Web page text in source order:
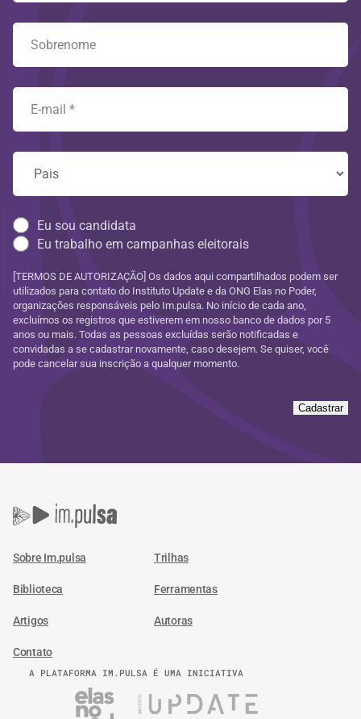
Eu sou candidata
Eu trabalho em campanhas eleitorais
[TERMOS DE AUTORIZAÇÃO] Os dados aqui compartilhados podem ser
utilizados para contato do Instituto Update e da ONG Elas no Poder,
organizações responsáveis pelo Im.pulsa. No início de cada ano,
excluímos os registros que estiverem em nosso banco de dados por 5
anos ou mais. Todas as pessoas excluídas serão notificadas e
convidadas a se cadastrar novamente, caso desejem. Se quiser, você
pode cancelar sua inscrição a qualquer momento.
Cadastrar
Sobre Im.pulsa Trilhas
Biblioteca Ferramentas
Artigos Autoras
Contato
A PLATAFORMA IM.PULSA É UMA INICIATIVA